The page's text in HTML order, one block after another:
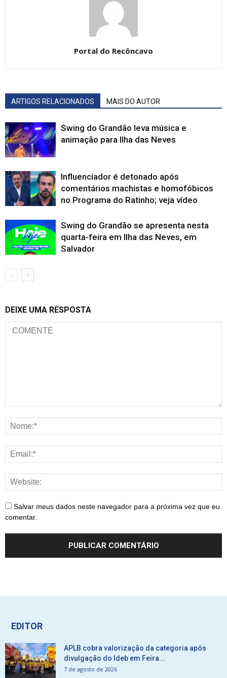
Portal do Recôncavo
ARTIGOS RELACIONADOS MAIS DO AUTOR
Swing do Grandão leva música e
animação para Ilha das Neves
Influenciador é detonado após
comentários machistas e homofóbicos
no Programa do Ratinho; veja vídeo
Swing do Grandão se apresenta nesta
quarta-feira em Ilha das Neves, em
Salvador
DEIXE UMA RESPOSTA
Salvar meus dados neste navegador para a próxima vez que eu
comentar.
EDITOR
APLB cobra valorização da categoria após
divulgação do Ideb em Feira...
7 de agosto de 2026